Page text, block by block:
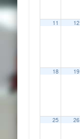
11 12
18 19
25 26